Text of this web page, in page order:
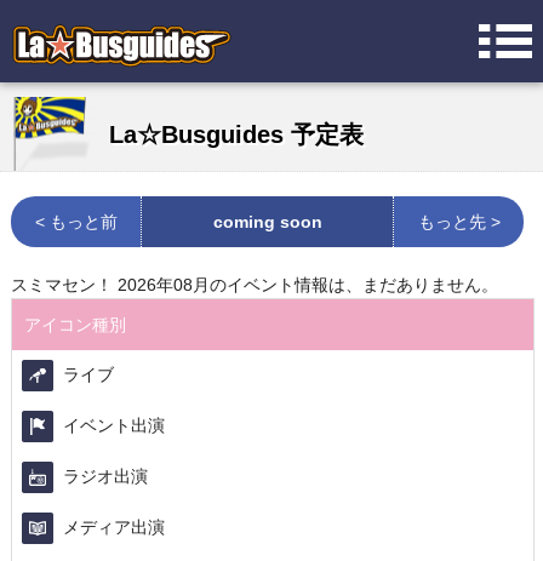
La☆Busguides 予定表
< もっと前 coming soon もっと先 >
スミマセン！ 2026年08月のイベント情報は、まだありません。
アイコン種別
ライブ
イベント出演
ラジオ出演
メディア出演